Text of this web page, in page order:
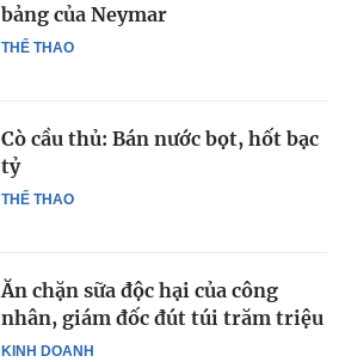
THỂ THAO
bảng của Neymar
THỂ THAO
Cò cầu thủ: Bán nước bọt, hốt bạc
tỷ
KINH DOANH
Ăn chặn sữa độc hại của công
nhân, giám đốc đút túi trăm triệu